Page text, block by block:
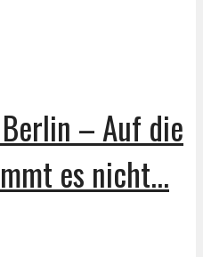
– Auf die
es nicht...